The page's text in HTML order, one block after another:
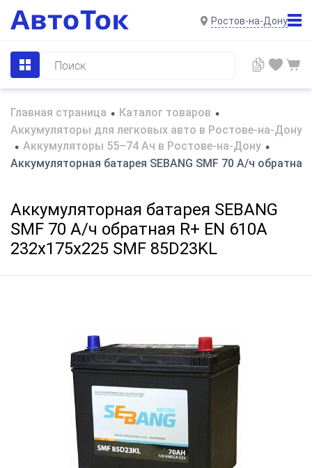
Ростов-на-Дону
Главная страница • Каталог товаров •
Аккумуляторы для легковых авто в Ростове-на-Дону
• Аккумуляторы 55–74 Ач в Ростове-на-Дону •
Аккумуляторная батарея SEBANG SMF 70 А/ч
Аккумуляторная батарея SEBANG
SMF 70 А/ч обратная R+ EN 610A
232x175x225 SMF 85D23KL